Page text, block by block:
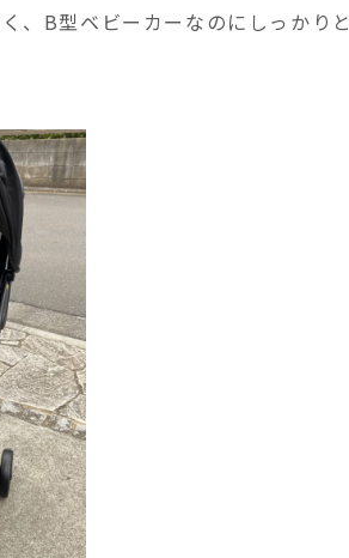
、B型ベビーカーなのにしっかりと